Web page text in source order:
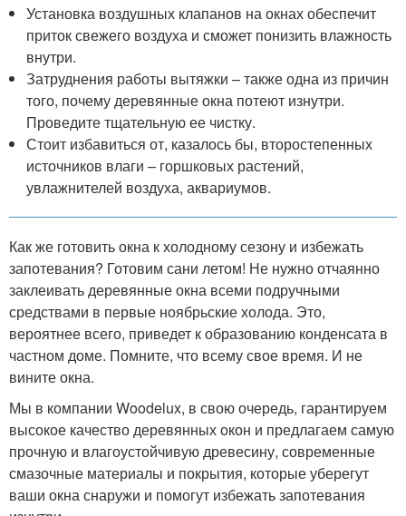
Установка воздушных клапанов на окнах обеспечит
приток свежего воздуха и сможет понизить влажность
внутри.
Затруднения работы вытяжки – также одна из причин
того, почему деревянные окна потеют изнутри.
Проведите тщательную ее чистку.
Стоит избавиться от, казалось бы, второстепенных
источников влаги – горшковых растений,
увлажнителей воздуха, аквариумов.
Как же готовить окна к холодному сезону и избежать
запотевания? Готовим сани летом! Не нужно отчаянно
заклеивать деревянные окна всеми подручными
средствами в первые ноябрьские холода. Это,
вероятнее всего, приведет к образованию конденсата в
частном доме. Помните, что всему свое время. И не
вините окна.
Мы в компании Woodelux, в свою очередь, гарантируем
высокое качество деревянных окон и предлагаем самую
прочную и влагоустойчивую древесину, современные
смазочные материалы и покрытия, которые уберегут
ваши окна снаружи и помогут избежать запотевания